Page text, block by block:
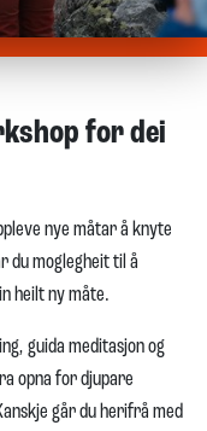
for dei
nye måtar å knyte
du moglegheit til å
heilt ny måte.
guida meditasjon og
opna for djupare
går du herifrå med